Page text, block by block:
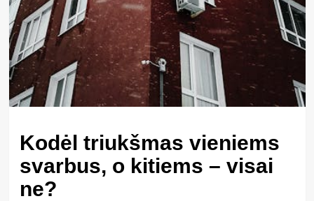
Kodėl triukšmas vieniems
svarbus, o kitiems – visai
ne?